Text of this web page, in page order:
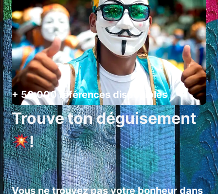
+ 50 000 références disponibles
Trouve ton déguisement
!
Vous ne trouvez pas votre bonheur dans